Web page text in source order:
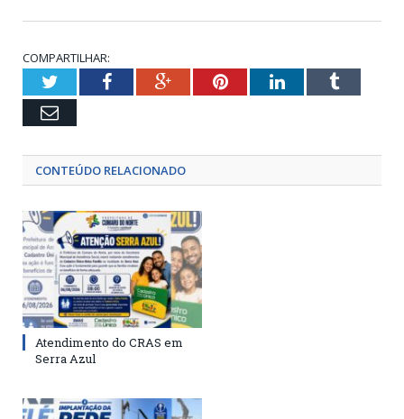
COMPARTILHAR:
TwitterFacebookGoogle+PinterestLinkedInTumblr
Email
CONTEÚDO RELACIONADO
Atendimento do CRAS em
Serra Azul